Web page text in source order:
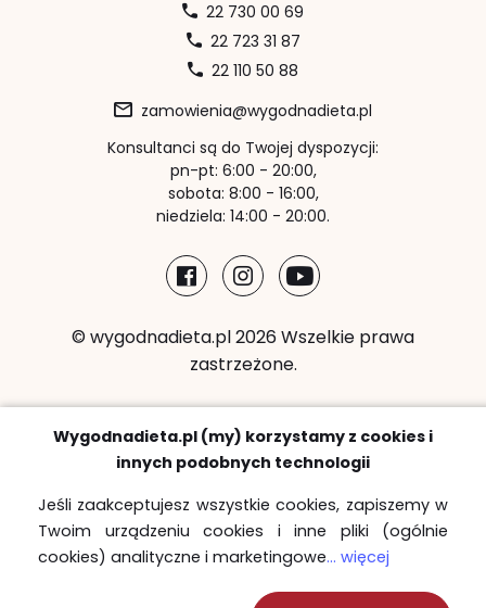
22 730 00 69
22 723 31 87
22 110 50 88
zamowienia@wygodnadieta.pl
Konsultanci są do Twojej dyspozycji:
pn-pt: 6:00 - 20:00,
sobota: 8:00 - 16:00,
niedziela: 14:00 - 20:00.
© wygodnadieta.pl 2026 Wszelkie prawa
zastrzeżone.
Metody płatności:
Strefy bezpłatnych dostaw
Wygodnadieta.pl (my) korzystamy z cookies i
innych podobnych technologii
Jeśli zaakceptujesz wszystkie cookies, zapiszemy w
Twoim urządzeniu cookies i inne pliki (ogólnie
cookies) analityczne i marketingowe... więcej